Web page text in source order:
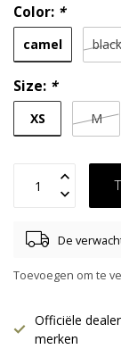
Color: *
camel black
Size: *
XS M
De
Toevoegen om te
Officiële
merken